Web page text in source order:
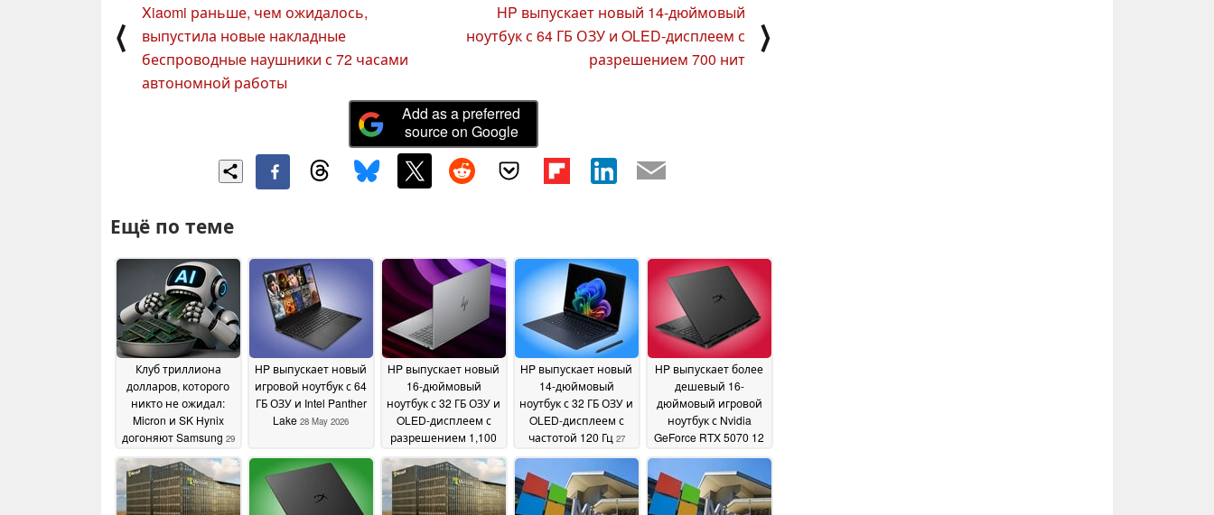
⟨
Xiaomi раньше, чем ожидалось,
выпустила новые накладные
беспроводные наушники с 72 часами
автономной работы
HP выпускает новый 14-дюймовый
ноутбук с 64 ГБ ОЗУ и OLED-дисплеем с
разрешением 700 нит
⟩
Add as a preferred
source on Google
Ещё по теме
Клуб триллиона
долларов, которого
никто не ожидал:
Micron и SK Hynix
догоняют Samsung 29
May 2026
HP выпускает новый
игровой ноутбук с 64
ГБ ОЗУ и Intel Panther
Lake 28 May 2026
HP выпускает новый
16-дюймовый
ноутбук с 32 ГБ ОЗУ и
OLED-дисплеем с
разрешением 1,100
27 May 2026
HP выпускает новый
14-дюймовый
ноутбук с 32 ГБ ОЗУ и
OLED-дисплеем с
частотой 120 Гц 27
May 2026
HP выпускает более
дешевый 16-
дюймовый игровой
ноутбук с Nvidia
GeForce RTX 5070 12
с частотой 165 Гц
May 2026